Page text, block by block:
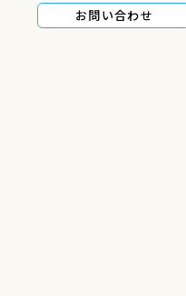
お問い合わせ